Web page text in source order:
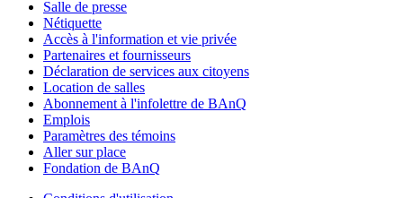
Salle de presse
Nétiquette
Accès à l'information et vie privée
Partenaires et fournisseurs
Déclaration de services aux citoyens
Location de salles
Abonnement à l'infolettre de BAnQ
Emplois
Paramètres des témoins
Aller sur place
Fondation de BAnQ